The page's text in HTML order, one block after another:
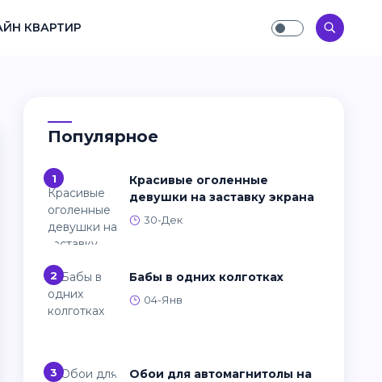
КВАРТИР
Популярное
1
Красивые оголенные
девушки на заставку экрана
30-Дек
2 Бабы в одних колготках
04-Янв
3
Обои для автомагнитолы на